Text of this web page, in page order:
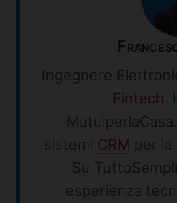
Ingegnere
Fintech.
sistemi CRM per
Su
esperienza